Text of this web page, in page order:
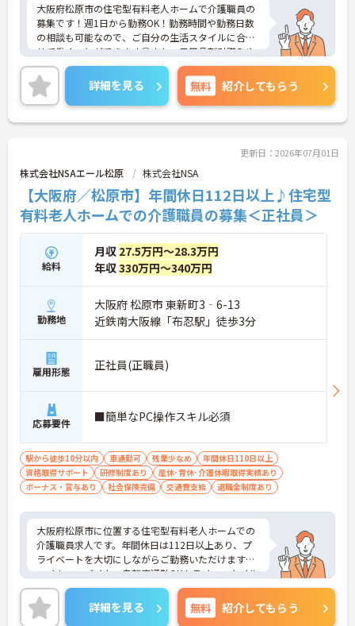
大阪府松原市の住宅型有料老人ホームで介護職員の
募集です！週1日から勤務OK！勤務時間や勤務日数
の相談も可能なので、ご自分の生活スタイルに合わ
せて働くことができます◎また、日用品割引購入や
食事補助があるのも嬉しいポイント♪ご興味のある
方は面接ポイントをお伝えしますので、お気軽にご
相談ください！
詳細を見る 無料 紹介してもらう
更新日：2026年07月01日
株式会社NSAエール松原 株式会社NSA
【大阪府／松原市】年間休日112日以上♪住宅型
有料老人ホームでの介護職員の募集＜正社員＞
給料
月収 27.5万円～28.3万円
年収330万円～340万円
勤務地
大阪府 松原市 東新町3‐6-13
近鉄南大阪線「布忍駅」徒歩3分
雇用形態 正社員(正職員)
応募要件 ■簡単なPC操作スキル必須
駅から徒歩10分以内 車通勤可 残業少なめ
年間休日110日以上
資格取得サポート
研修制度あり
産休･育休･介護休暇取得実績あり
ボーナス・賞与あり
社会保険完備 交通費支給 退職金制度あり
大阪府松原市に位置する住宅型有料老人ホームでの
介護職員求人です。年間休日は112日以上あり、プ
ライベートを大切にしながらご勤務いただけます。
マイカー・バイク・自転車通勤OK！ライフスタイル
に合わせた通勤方法が選択できます。ご興味のある
方には、面接対策ポイント等、さらに詳細をお話し
しますのでお気軽にご相談ください！
詳細を見る 無料 紹介してもらう